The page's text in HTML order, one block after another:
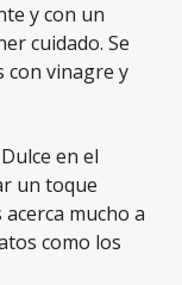
y con un
cuidado. Se
con vinagre y
en el
un toque
mucho a
como los